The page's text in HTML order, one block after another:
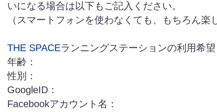
いになる場合は以下もご記入ください。
（スマートフォンを使わなくても、もちろん楽
THE SPACEランニングステーションの利用希
年齢：
性別：
GoogleID：
Facebookアカウント名：